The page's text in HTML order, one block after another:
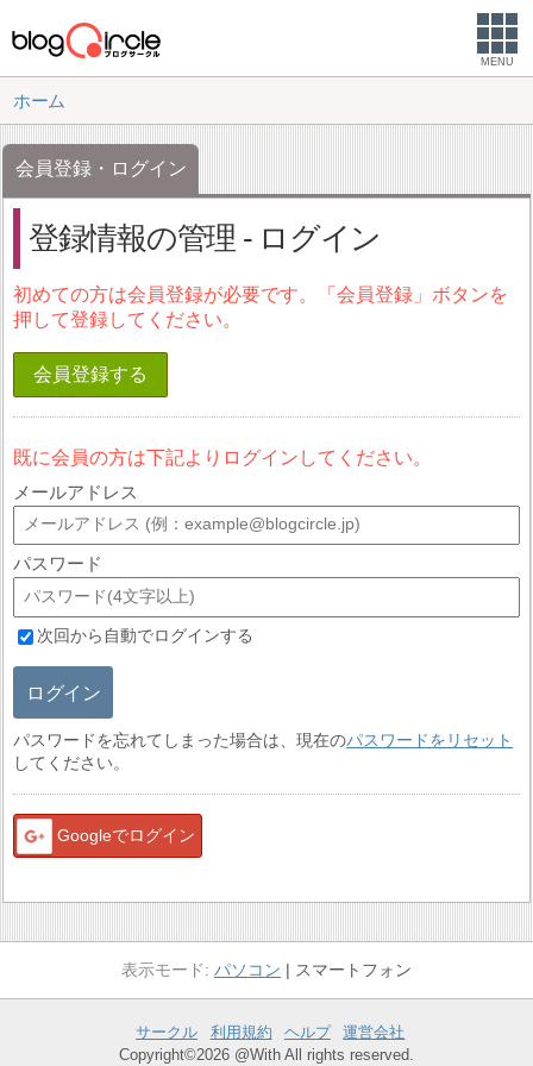
MENU
ホーム
会員登録・ログイン
登録情報の管理 - ログイン
初めての方は会員登録が必要です。「会員登録」ボタンを
押して登録してください。
会員登録する
既に会員の方は下記よりログインしてください。
メールアドレス
パスワード
次回から自動でログインする
ログイン
パスワードを忘れてしまった場合は、現在のパスワードをリセット
してください。
Googleでログイン
パソコン スマートフォン
サークル 利用規約 ヘルプ
運営会社
Copyright©2026 @With All rights reserved.